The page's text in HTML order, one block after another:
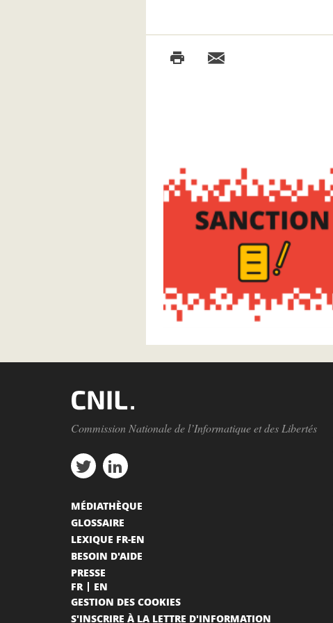
Commission Nationale de l’Informatique et des Libertés
MÉDIATHÈQUE
GLOSSAIRE
LEXIQUE FR-EN
BESOIN D'AIDE
PRESSE
FR
EN
GESTION DES COOKIES
S'INSCRIRE À LA LETTRE D'INFORMATION